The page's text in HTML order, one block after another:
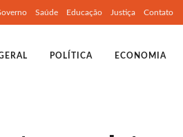
Saúde Educação Justiça Contato
POLÍTICA ECONOMIA